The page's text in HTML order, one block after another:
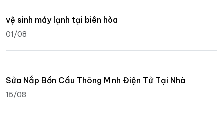
vệ sinh máy lạnh tại biên hòa
01/08
Sửa Nắp Bồn Cầu Thông Minh Điện Tử Tại Nhà
15/08